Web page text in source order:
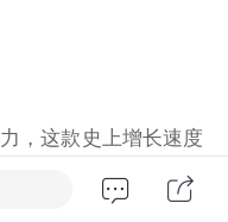
，这款史上增长速度
至关重要的作用，正